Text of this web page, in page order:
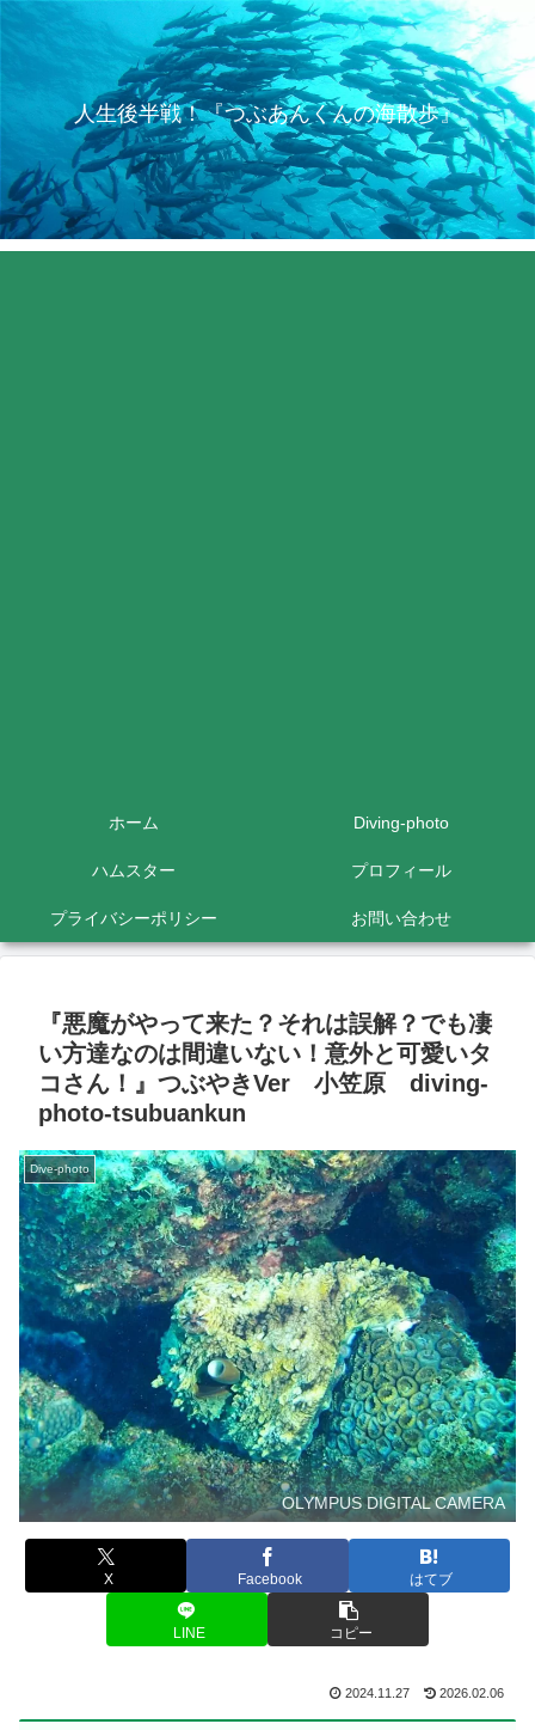
人生後半戦！『つぶあんくんの海散歩』
ホーム Diving-photo
ハムスター プロフィール
プライバシーポリシー お問い合わせ
『悪魔がやって来た？それは誤解？でも凄
い方達なのは間違いない！意外と可愛いタ
コさん！』つぶやきVer 小笠原 diving-
photo‐tsubuankun
Dive-photo
OLYMPUS DIGITAL CAMERA
X Facebook はてブ
LINE コピー
2024.11.27 2026.02.06